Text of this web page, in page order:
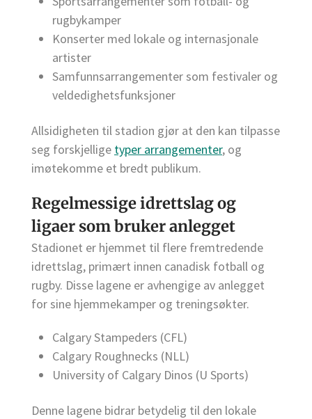
rugbykamper
Konserter med lokale og internasjonale
artister
Samfunnsarrangementer som festivaler og
veldedighetsfunksjoner
Allsidigheten til stadion gjør at den kan tilpasse
seg forskjellige typer arrangementer, og
imøtekomme et bredt publikum.
Regelmessige idrettslag og
ligaer som bruker anlegget
Stadionet er hjemmet til flere fremtredende
idrettslag, primært innen canadisk fotball og
rugby. Disse lagene er avhengige av anlegget
for sine hjemmekamper og treningsøkter.
Calgary Stampeders (CFL)
Calgary Roughnecks (NLL)
University of Calgary Dinos (U Sports)
Denne lagene bidrar betydelig til den lokale